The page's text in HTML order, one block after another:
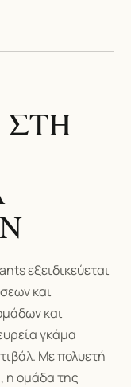
ΣΤΗ
εξειδικεύεται
και
και
γκάμα
Με πολυετή
η ομάδα της